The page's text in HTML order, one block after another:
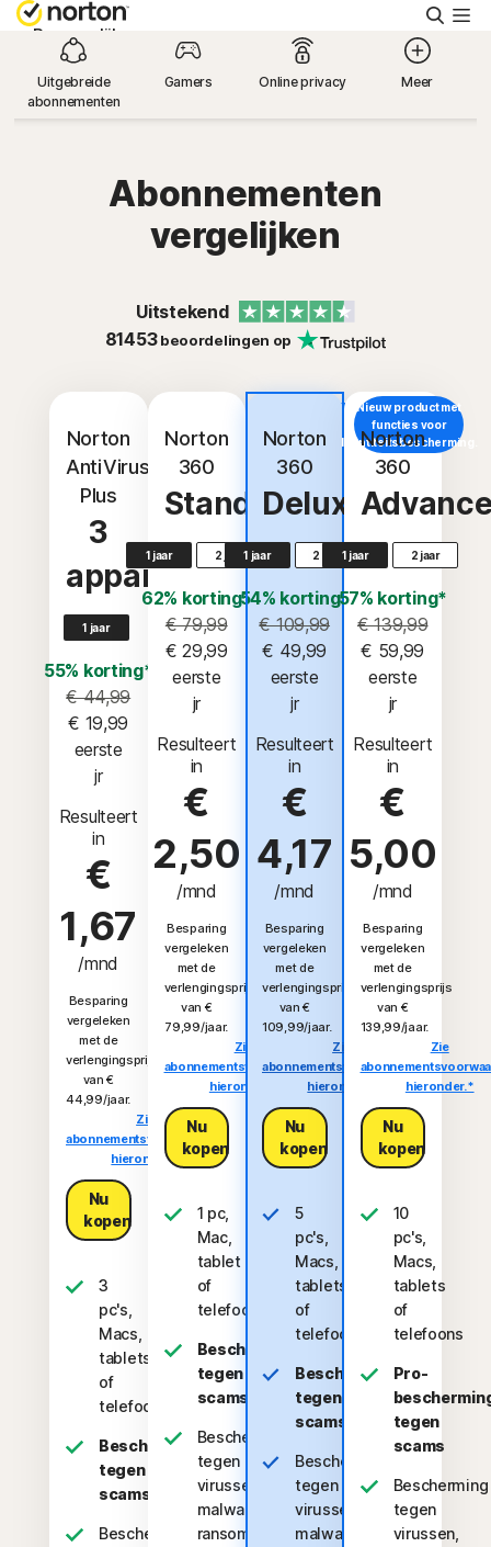
Persoonlijk
Small Business
Ondersteuning
Gratis proberen
Aanmelden
Uitgebreide
abonnementen
Gamers Online privacy Meer
Abonnementen
vergelijken
Uitstekend
81453beoordelingen op
Norton
AntiVirus
Plus
3
apparaten
1 jaar
55% korting*
€ 44,99
€ 19,99
jr
Resulteert
in
€
1,67
/mnd
Besparing
vergeleken
met de
verlengingsprijs
van €
44,99/jaar.
Zie
abonnementsvoorwaarden
hieronder.*
Nu
kopen
3
pc's,
Macs,
tablets
of
telefoons
Bescherming
tegen
scams
Bescherming
Norton
360
Standard
1 jaar 2 jaar
62% korting*
€ 79,99
€ 29,99
eerste
jr
Resulteert
in
€
2,50
/mnd
Besparing
vergeleken
met de
verlengingsprijs
van €
79,99/jaar.
Zie
abonnementsvoorwaarden
hieronder.*
Nu
kopen
1 pc,
Mac,
tablet
of
telefoon
Bescherming
tegen
scams
Bescherming
tegen
virussen,
malware,
ransomware
aanbieding
Norton
360
Deluxe
1 jaar 2 jaar
54% korting*
€ 109,99
€ 49,99
jr
Resulteert
in
€
4,17
/mnd
Besparing
vergeleken
met de
verlengingsprijs
van €
109,99/jaar.
Zie
abonnementsvoorwaarden
hieronder.*
Nu
kopen
5
pc's,
Macs,
tablets
of
telefoons
Bescherming
tegen
scams
Bescherming
tegen
virussen,
malware,
Nieuw product met
functies voor
Identiteitsbescherming.
Norton
360
1 jaar 2 jaar
57% korting*
€ 139,99
€ 59,99
eerste
jr
Resulteert
in
€
5,00
/mnd
Besparing
vergeleken
met de
verlengingsprijs
van €
139,99/jaar.
Zie
hieronder.*
Nu
kopen
10
pc's,
Macs,
tablets
of
telefoons
Pro-
tegen
scams
Bescherming
tegen
virussen,